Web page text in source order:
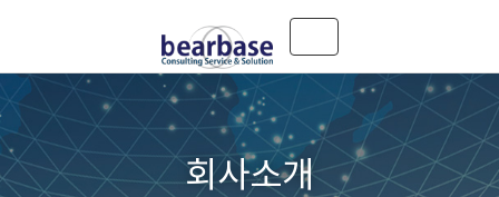
Toggle navigation
회사소개